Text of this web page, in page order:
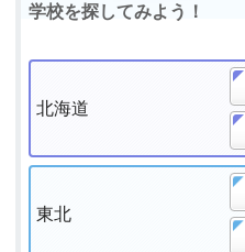
学校を探してみよう！
北海道
東北